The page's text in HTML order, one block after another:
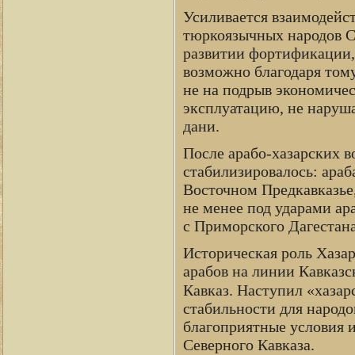
Усиливается
тюркоязычных народов
развитии
возможно благодаря
не на подрыв
эксплуатацию, не
дани.
После арабо-хазарских
стабилизировалось:
Восточном
не менее под ударами
с Приморского
Историческая роль
арабов на линии
Кавказ. Наступил
стабильности для
благоприятные условия
Северного Кавказа.